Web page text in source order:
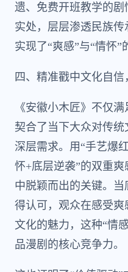
遗、免费开班教学的剧
实处，层层渗透民族
实现了“爽感”与“情怀”
四、精准戳中文化自
《安徽小木匠》不仅
契合了当下大众对传
深层需求。用“手艺爆
怀+底层逆袭”的双重
中脱颖而出的关键。
得认可，观众在感受
文化的魅力，这种“情
品漫剧的核心竞争力。